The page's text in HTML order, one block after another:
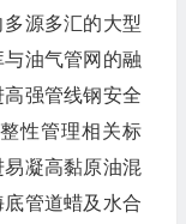
源多汇的大型
油气管网的融
强管线钢安全
性管理相关标
凝高黏原油混
管道蜡及水合